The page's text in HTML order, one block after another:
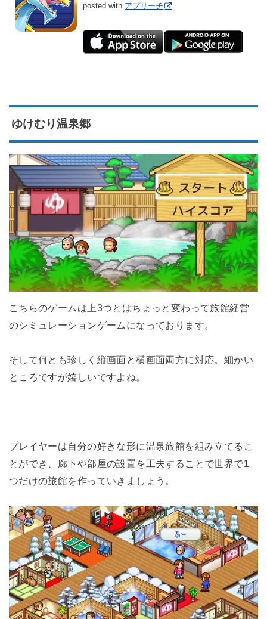
posted with アプリーチ
ゆけむり温泉郷
こちらのゲームは上3つとはちょっと変わって旅館経営
のシミュレーションゲームになっております。
そして何とも珍しく縦画面と横画面両方に対応。細かい
ところですが嬉しいですよね。
プレイヤーは自分の好きな形に温泉旅館を組み立てるこ
とができ、廊下や部屋の設置を工夫することで世界で1
つだけの旅館を作っていきましょう。